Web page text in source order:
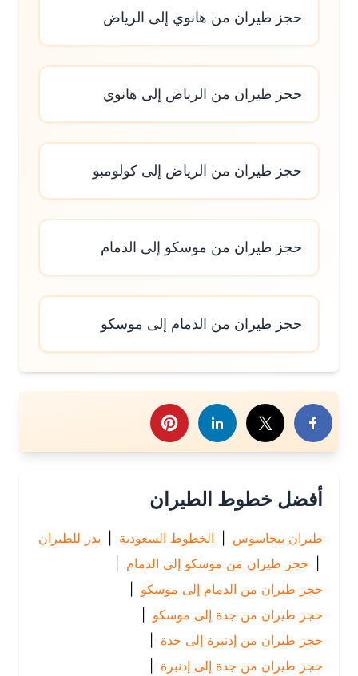
حجز طيران من هانوي إلى الرياض
حجز طيران من الرياض إلى هانوي
حجز طيران من الرياض إلى كولومبو
حجز طيران من موسكو إلى الدمام
حجز طيران من الدمام إلى موسكو
هذا الموضوع
أفضل خطوط الطيران
طيران بيجاسوس | الخطوط السعودية | بدر للطيران
حجز طيران من موسكو إلى الدمام
|
حجز طيران من الدمام إلى موسكو |
حجز طيران من جدة إلى موسكو |
حجز طيران من إدنبرة إلى جدة
حجز طيران من جدة إلى إدنبرة |